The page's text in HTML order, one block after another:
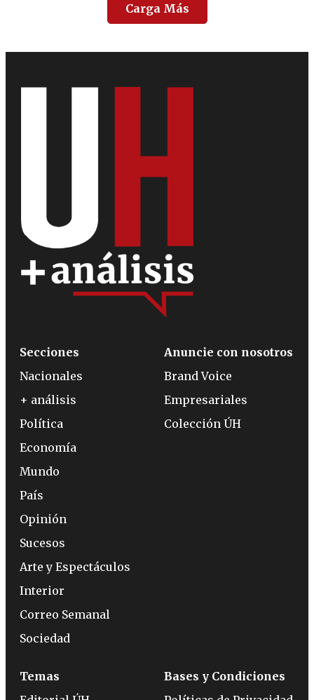
Carga Más
Secciones
Nacionales
+ análisis
Política
Economía
Mundo
País
Opinión
Sucesos
Arte y Espectáculos
Interior
Correo Semanal
Sociedad
Anuncie con nosotros
Brand Voice
Empresariales
Colección ÚH
Temas
Bases y Condiciones